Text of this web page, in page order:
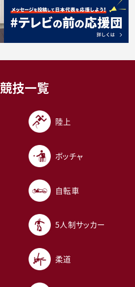
競技一覧
陸上
ボッチャ
自転車
5人制サッカー
柔道